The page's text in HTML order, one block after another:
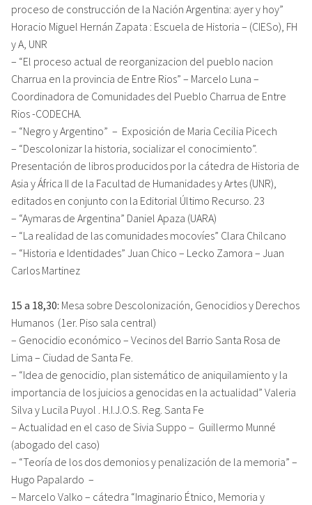
proceso de construcción de la Nación Argentina: ayer y hoy”
Horacio Miguel Hernán Zapata : Escuela de Historia – (CIESo), FH
y A, UNR
– “El proceso actual de reorganizacion del pueblo nacion
Charrua en la provincia de Entre Rios” – Marcelo Luna –
Coordinadora de Comunidades del Pueblo Charrua de Entre
Rios -CODECHA.
– “Negro y Argentino” – Exposición de Maria Cecilia Picech
– “Descolonizar la historia, socializar el conocimiento”.
Presentación de libros producidos por la cátedra de Historia de
Asia y África II de la Facultad de Humanidades y Artes (UNR),
editados en conjunto con la Editorial Último Recurso. 23
– “Aymaras de Argentina” Daniel Apaza (UARA)
– “La realidad de las comunidades mocovíes” Clara Chilcano
– “Historia e Identidades” Juan Chico – Lecko Zamora – Juan
Carlos Martinez
15 a 18,30: Mesa sobre Descolonización, Genocidios y Derechos
Humanos (1er. Piso sala central)
– Genocidio económico – Vecinos del Barrio Santa Rosa de
Lima – Ciudad de Santa Fe.
– “Idea de genocidio, plan sistemático de aniquilamiento y la
importancia de los juicios a genocidas en la actualidad” Valeria
Silva y Lucila Puyol . H.I.J.O.S. Reg. Santa Fe
– Actualidad en el caso de Sivia Suppo – Guillermo Munné
(abogado del caso)
– “Teoría de los dos demonios y penalización de la memoria” –
Hugo Papalardo –
– Marcelo Valko – cátedra “Imaginario Étnico, Memoria y